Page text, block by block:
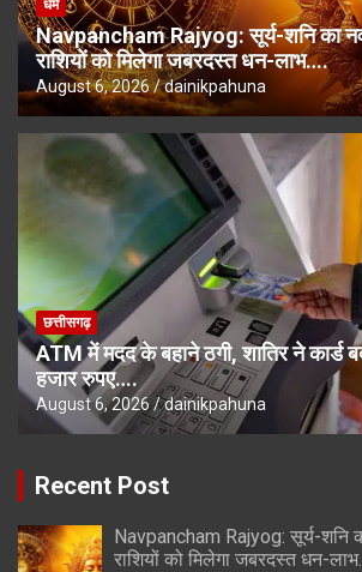
धर्म
Navpancham Rajyog: सूर्य-शनि का
राशियों को मिलेगा जबरदस्त धन-लाभ….
August 6, 2026 dainikpahuna
छत्तीसगढ़
ATM में मदद के बहाने ठगी, शातिर ने कार्ड
हजार रुपए….
August 6, 2026 dainikpahuna
Recent Post
Navpancham Rajyog: सूर्य-शनि
राशियों को मिलेगा जबरदस्त धन-लाभ….